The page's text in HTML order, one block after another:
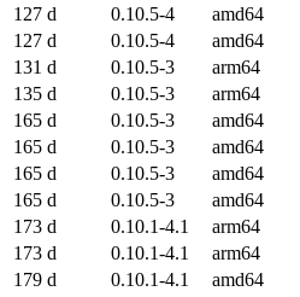
127 d
0.10.5-4 amd64
127 d
0.10.5-4 amd64
131 d
0.10.5-3 arm64
135 d
0.10.5-3 arm64
165 d
0.10.5-3 amd64
165 d
0.10.5-3 amd64
165 d
0.10.5-3 amd64
165 d
0.10.5-3 amd64
173 d
0.10.1-4.1 arm64
173 d
0.10.1-4.1 arm64
179 d
0.10.1-4.1 amd64